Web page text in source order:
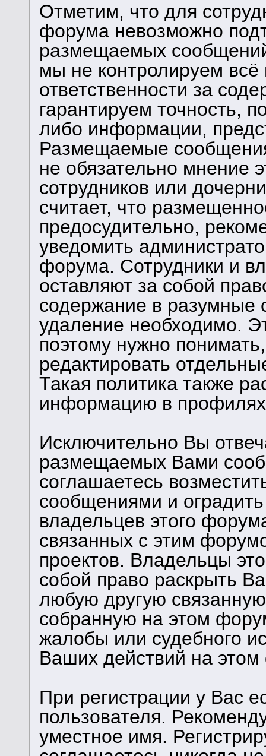
Отметим, что для
форума невозможно
размещаемых
мы не контролируем
ответственности за
гарантируем точность,
либо информации,
Размещаемые
не обязательно мнение
сотрудников или
считает, что
предосудительно,
уведомить
форума. Сотрудники и
оставляют за собой
содержание в разумные
удаление необходимо.
поэтому нужно
редактировать
Такая политика также
информацию в профилях
Исключительно Вы
размещаемых Вами
соглашаетесь
сообщениями и оградить
владельцев этого
связанных с этим
проектов. Владельцы
собой право раскрыть
любую другую
собранную на этом
жалобы или судебного
Ваших действий на
При регистрации у Вас
пользователя.
уместное имя.